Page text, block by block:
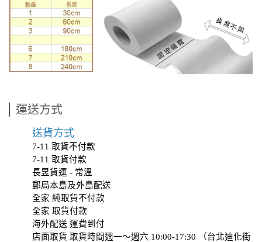
運送方式
送貨方式
7-11 取貨不付款
7-11 取貨付款
長昱貨運 - 常溫
郵局本島及外島配送
全家 純取貨不付款
全家 取貨付款
海外配送 運費到付
店面取貨 取貨時間週一～週六 10:00-17:30 （台北迪化街